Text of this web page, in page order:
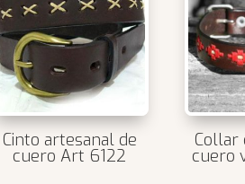
Cinto artesanal de
cuero Art 6122
Collar
cuero